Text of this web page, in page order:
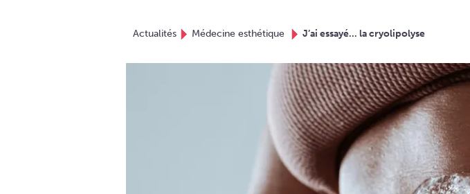
Actualités Médecine esthétique J’ai essayé… la cryolipolyse